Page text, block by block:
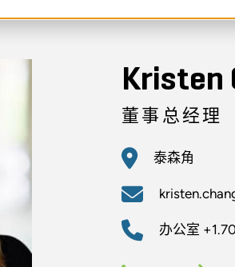
Kristen
董事总经理
泰森角
办公室